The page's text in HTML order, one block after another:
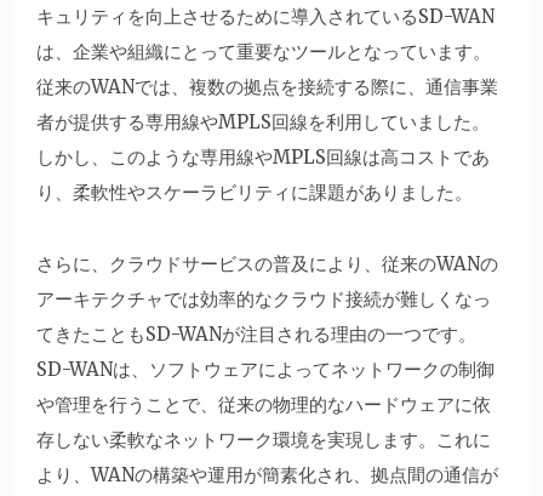
キュリティを向上させるために導入されているSD-WAN
は、企業や組織にとって重要なツールとなっています。
従来のWANでは、複数の拠点を接続する際に、通信事業
者が提供する専用線やMPLS回線を利用していました。
しかし、このような専用線やMPLS回線は高コストであ
り、柔軟性やスケーラビリティに課題がありました。
さらに、クラウドサービスの普及により、従来のWANの
アーキテクチャでは効率的なクラウド接続が難しくなっ
てきたこともSD-WANが注目される理由の一つです。
SD-WANは、ソフトウェアによってネットワークの制御
や管理を行うことで、従来の物理的なハードウェアに依
存しない柔軟なネットワーク環境を実現します。これに
より、WANの構築や運用が簡素化され、拠点間の通信が